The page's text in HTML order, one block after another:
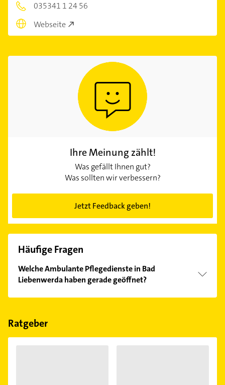
035341 1 24 56
Webseite
Ihre Meinung zählt!
Was gefällt Ihnen gut?
Was sollten wir verbessern?
Jetzt Feedback geben!
Häufige Fragen
Welche Ambulante Pflegedienste in Bad
Liebenwerda haben gerade geöffnet?
Im Anbieter-Bereich finden Sie alleÖffnungszeiten.
Feiertagen abweichen können.
Ratgeber